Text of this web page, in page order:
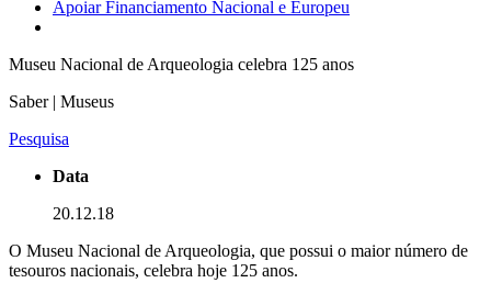
ApoiarFinanciamento Nacional e Europeu
Museu Nacional de Arqueologia celebra 125 anos
Saber | Museus
Pesquisa
Data
20.12.18
O Museu Nacional de Arqueologia, que possui o maior número de
tesouros nacionais, celebra hoje 125 anos.